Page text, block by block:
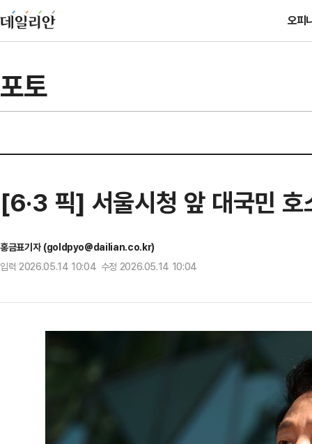
오피
포토
[6·3 픽] 서울시청 앞 대국민
홍금표기자 (goldpyo@dailian.co.kr)
입력 2026.05.14 10:04 수정 2026.05.14 10:04